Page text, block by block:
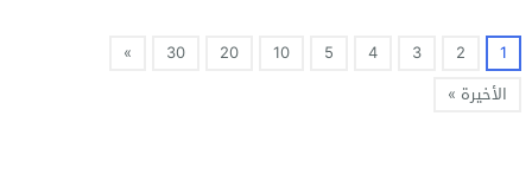
1
2
3
4
5
10
20
30
»
الأخيرة »